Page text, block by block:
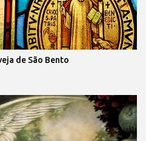
de São Bento